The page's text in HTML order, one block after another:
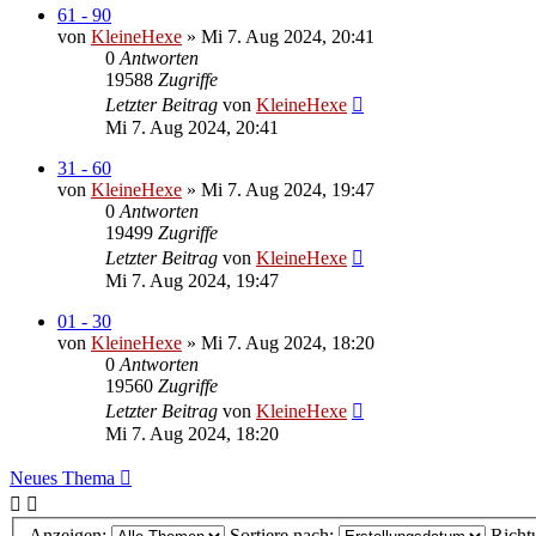
61 - 90
von KleineHexe » Mi 7. Aug 2024, 20:41
0 Antworten
19588 Zugriffe
Letzter Beitrag von KleineHexe
Mi 7. Aug 2024, 20:41
31 - 60
von KleineHexe » Mi 7. Aug 2024, 19:47
0 Antworten
19499 Zugriffe
Letzter Beitrag von KleineHexe
Mi 7. Aug 2024, 19:47
01 - 30
von KleineHexe » Mi 7. Aug 2024, 18:20
0 Antworten
19560 Zugriffe
Letzter Beitrag von KleineHexe
Mi 7. Aug 2024, 18:20
Neues Thema